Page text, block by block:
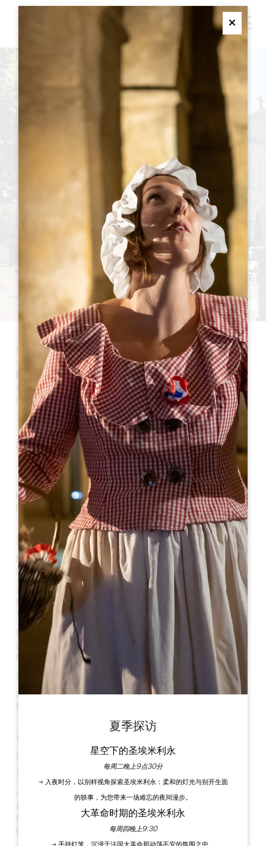
加德干-图尔蒂拉克
加尔德甘-图尔蒂拉克（Gardegan-et-Tourtirac）是大圣埃
米利永地区的一个小镇，隶属于多尔多涅省（Coteaux de
Dordogne）。它位于利布尔内以东 20 公里处，距圣埃米利
永 11 公里。面积为 960 公顷。目前，该镇有 286 名居民，他
们被称为加德加奈人（Gardeganais）和加德加奈人
（Gardeganaises）。
历史
名称的由来
小镇的名字源于拉皮埃尔城堡（La Pierrière）的一个岗哨，该
岗哨与势力庞大的塞古尔（Segur）家族有关。该市由加德干-
图尔蒂拉克（Gardegan-et-Tourtirac）合并而成。
历史
加德干-托蒂拉克是一个葡萄种植区，似乎从史前时代起就有人
居住。
大革命期间，加尔德甘的圣马丁教区与图尔蒂拉克的圣皮埃尔教
区合并，形成了图尔蒂拉克市。第九年（1800 年），图尔蒂拉
克镇与加尔德甘镇合并，成为加尔德甘-图尔蒂拉克镇。
势力强大的 Segur 家族巩固了 Gardegan 的地位，并修建了
皮特雷城堡和拉皮埃尔城堡。La Pierrière 城堡很可能在 13 世
纪时就是加德甘的卫所。
自然遗产
该市拥有约 1 公里长的河流，主要包括利多尔河（Lidoire）和
加德干-图尔蒂拉克地区出产波尔多卡斯蒂永丘葡萄酒。
圣马丁教堂（Saint Martin Church）是一座罗马式教堂，具
有普瓦捷文（Poitevin）风格的外墙、光拱门和单中殿。它已被
列为历史古迹。门的上方有装饰教堂中心的柱头。大钟及其方形
钟楼建于 1741 年。
夏季探访
星空下的圣埃米利永
每周二晚上9点30分
→ 入夜时分，以别样视角探索圣埃米利永：柔和的灯光与别开生面
的轶事，为您带来一场难忘的夜间漫步。
大革命时期的圣埃米利永
每周四晚上9:30